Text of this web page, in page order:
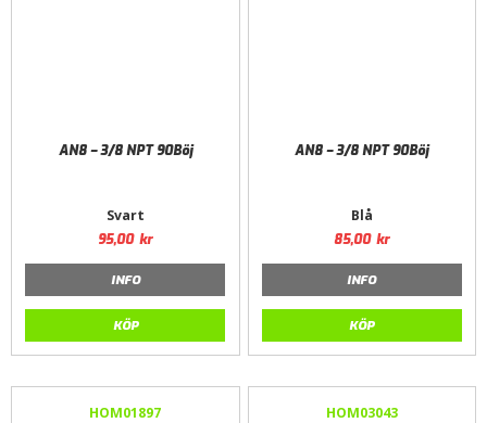
AN8 – 3/8 NPT 90Böj
Svart
95,00 kr
INFO
KÖP
AN8 – 3/8 NPT 90Böj
Blå
85,00 kr
INFO
KÖP
HOM01897 HOM03043